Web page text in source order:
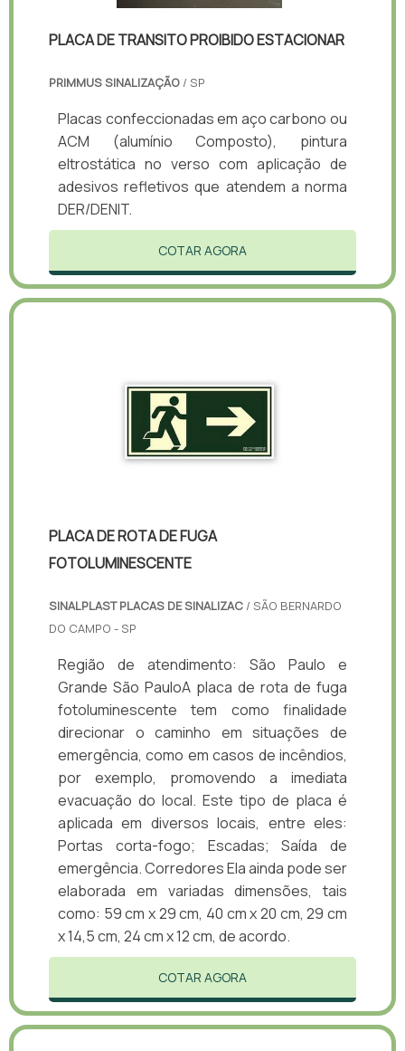
PLACA DE TRANSITO PROIBIDO ESTACIONAR
PRIMMUS SINALIZAÇÃO / SP
Placas confeccionadas em aço carbono ou
ACM (alumínio Composto), pintura
eltrostática no verso com aplicação de
adesivos refletivos que atendem a norma
DER/DENIT.
COTAR AGORA
PLACA DE ROTA DE FUGA
FOTOLUMINESCENTE
SINALPLAST PLACAS DE SINALIZAC / SÃO BERNARDO
DO CAMPO - SP
Região de atendimento: São Paulo e
Grande São PauloA placa de rota de fuga
fotoluminescente tem como finalidade
direcionar o caminho em situações de
emergência, como em casos de incêndios,
por exemplo, promovendo a imediata
evacuação do local. Este tipo de placa é
aplicada em diversos locais, entre eles:
Portas corta-fogo; Escadas; Saída de
emergência. Corredores Ela ainda pode ser
elaborada em variadas dimensões, tais
como: 59 cm x 29 cm, 40 cm x 20 cm, 29 cm
x 14,5 cm, 24 cm x 12 cm, de acordo.
COTAR AGORA